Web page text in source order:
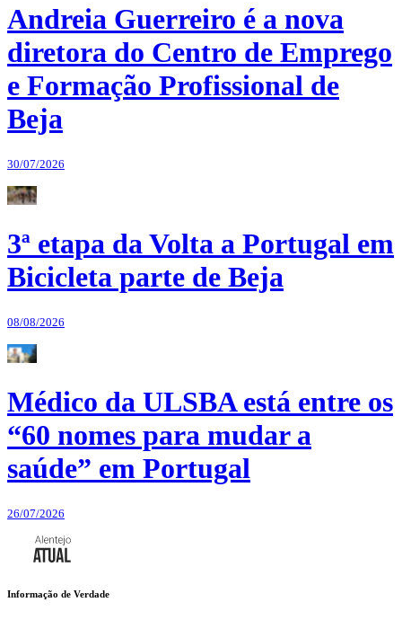
Andreia Guerreiro é a nova
diretora do Centro de Emprego
e Formação Profissional de
Beja
30/07/2026
3ª etapa da Volta a Portugal em
Bicicleta parte de Beja
08/08/2026
Médico da ULSBA está entre os
“60 nomes para mudar a
saúde” em Portugal
26/07/2026
Informação de Verdade